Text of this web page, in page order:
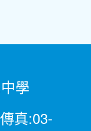
學
真:03-